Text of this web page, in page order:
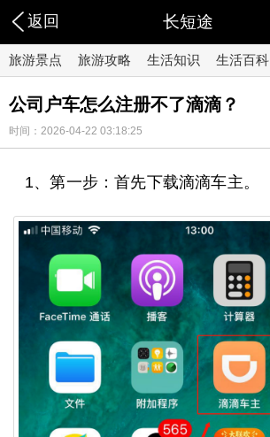
返回 长短途
旅游景点 旅游攻略 生活知识 生活百科
公司户车怎么注册不了滴滴？
时间：2026-04-22 03:18:25
1、第一步：首先下载滴滴车主。